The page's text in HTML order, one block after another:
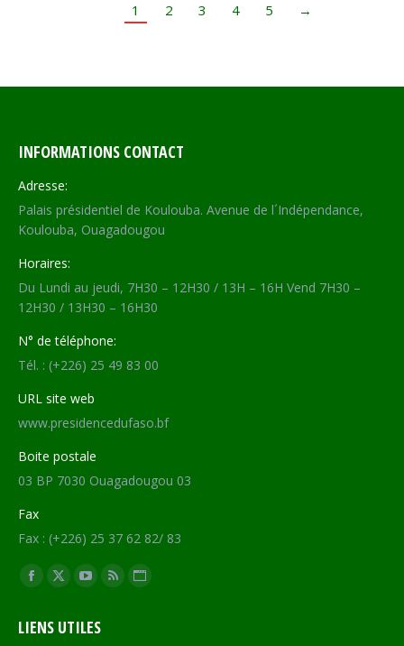
1 2 3 4 5 →
INFORMATIONS CONTACT
Adresse:
Palais présidentiel de Koulouba. Avenue de l´Indépendance,
Koulouba, Ouagadougou
Horaires:
Du Lundi au jeudi, 7H30 – 12H30 / 13H – 16H Vend 7H30 –
12H30 / 13H30 – 16H30
N° de téléphone:
Tél. : (+226) 25 49 83 00
URL site web
www.presidencedufaso.bf
Boite postale
03 BP 7030 Ouagadougou 03
Fax
Fax : (+226) 25 37 62 82/ 83
Trouvez nous sur :
Facebook
opens
X
opens
YouTube
opens
RSS Site
LIENS UTILES